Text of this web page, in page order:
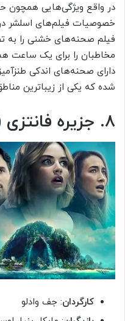
در واقع ویژگی‌هایی همچون
خصوصیات فیلم‌های اسلشر
فیلم صحنه‌های خشنی را به
مخاطبان را برای یک ساعت
دارای صحنه‌های اندکی
شده که یکی از زیباترین
۸. جزیره فانتزی (Fantasy Island)
کارگردان: جف وادلو